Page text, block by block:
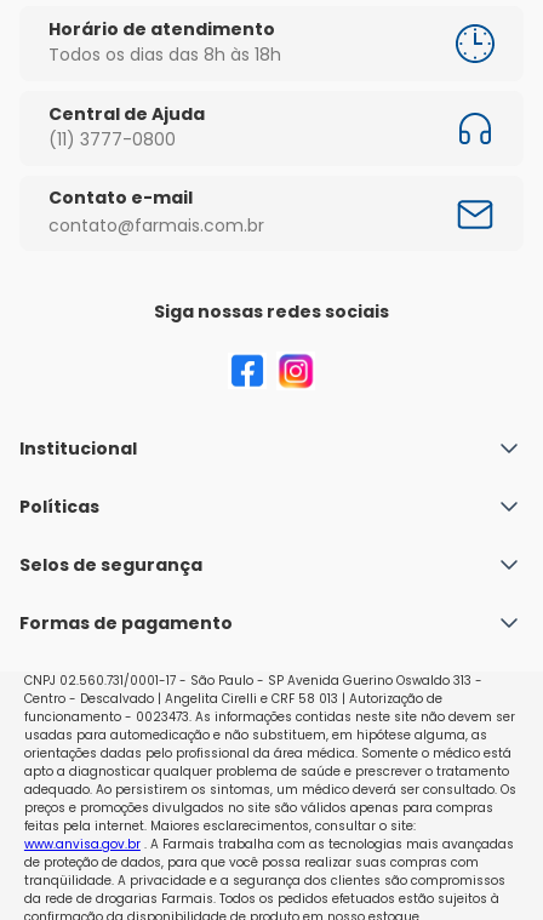
Horário de atendimento
Todos os dias das 8h às 18h
Central de Ajuda
(11) 3777-0800
Contato e-mail
contato@farmais.com.br
Siga nossas redes sociais
Institucional
Quem Somos
Nossas lojas
Políticas
Política de Envio
Políticas de Trocas e Devoluções
Selos de segurança
Formas de pagamento
CNPJ 02.560.731/0001-17 - São Paulo - SP Avenida Guerino Oswaldo 313 -
Centro - Descalvado | Angelita Cirelli e CRF 58 013 | Autorização de
funcionamento - 0023473. As informações contidas neste site não devem ser
usadas para automedicação e não substituem, em hipótese alguma, as
orientações dadas pelo profissional da área médica. Somente o médico está
apto a diagnosticar qualquer problema de saúde e prescrever o tratamento
adequado. Ao persistirem os sintomas, um médico deverá ser consultado. Os
preços e promoções divulgados no site são válidos apenas para compras
feitas pela internet. Maiores esclarecimentos, consultar o site:
www.anvisa.gov.br. A Farmais trabalha com as tecnologias mais avançadas
de proteção de dados, para que você possa realizar suas compras com
tranqüilidade. A privacidade e a segurança dos clientes são compromissos
da rede de drogarias Farmais. Todos os pedidos efetuados estão sujeitos à